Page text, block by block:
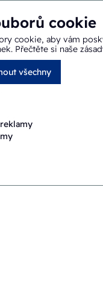
cookie
cookie, aby vám
Přečtěte si naše
všechny